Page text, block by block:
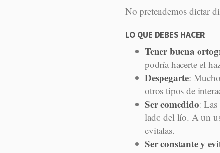
No pretendemos dictar
LO QUE DEBES HACER
Tener buena
podría hacerte el
Despegarte:
otros tipos de
Ser comedido: Las
lado del lío. A un
evitalas.
Ser constante y